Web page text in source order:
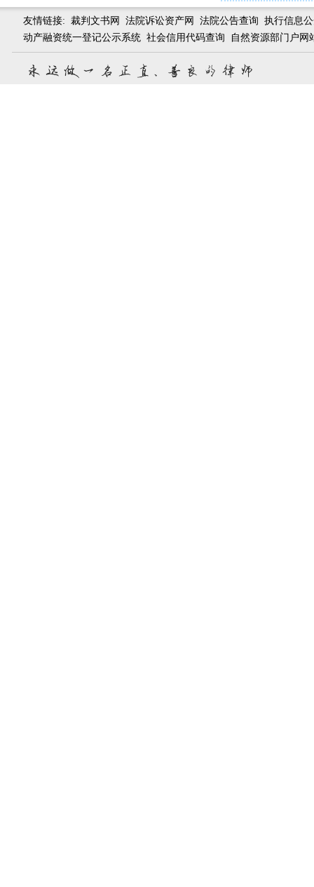
友情链接: 裁判文书网 法院诉讼资产网 法院公告查询 执行信息
动产融资统一登记公示系统 社会信用代码查询 自然资源部门户网